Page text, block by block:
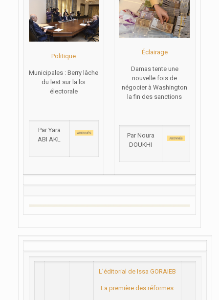
Politique
Municipales : Berry lâche
du lest sur la loi
électorale
Par Yara
ABI AKL
Éclairage
Damas tente une
nouvelle fois de
négocier à Washington
la fin des sanctions
Par Noura
DOUKHI
L’éditorial de Issa GORAIEB
La première des réformes